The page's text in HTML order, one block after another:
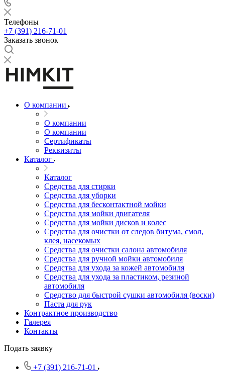
Телефоны
+7 (391) 216-71-01
Заказать звонок
О компании
О компании
О компании
Сертификаты
Реквизиты
Каталог
Каталог
Средства для стирки
Средства для уборки
Средства для бесконтактной мойки
Средства для мойки двигателя
Средства для мойки дисков и колес
Средства для очистки от следов битума, смол,
клея, насекомых
Средства для очистки салона автомобиля
Средства для ручной мойки автомобиля
Средства для ухода за кожей автомобиля
Средства для ухода за пластиком, резиной
автомобиля
Средство для быстрой сушки автомобиля (воски)
Паста для рук
Контрактное производство
Галерея
Контакты
Подать заявку
+7 (391) 216-71-01